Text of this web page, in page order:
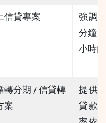
信貸專案
強調
分鐘
小時
轉分期 / 信貸轉
案
提供
貸款